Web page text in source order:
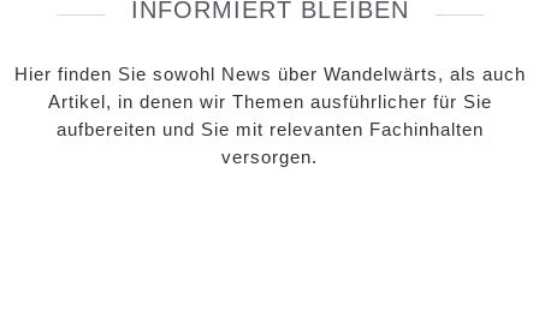
INFORMIERT BLEIBEN
Hier finden Sie sowohl News über Wandelwärts, als auch
Artikel, in denen wir Themen ausführlicher für Sie
aufbereiten und Sie mit relevanten Fachinhalten
versorgen.